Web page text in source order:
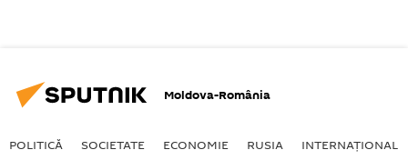
Moldova-România
POLITICĂ SOCIETATE ECONOMIE RUSIA INTERNAŢIONAL